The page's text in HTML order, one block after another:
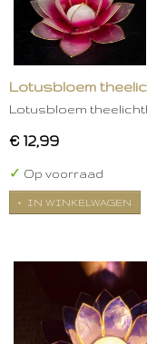
Lotusbloem
Lotusbloem
€ 12,99
✓ Op voorraad
IN WINKELWAGEN